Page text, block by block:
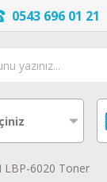
0543 696 01 21
LBP-6020 Toner